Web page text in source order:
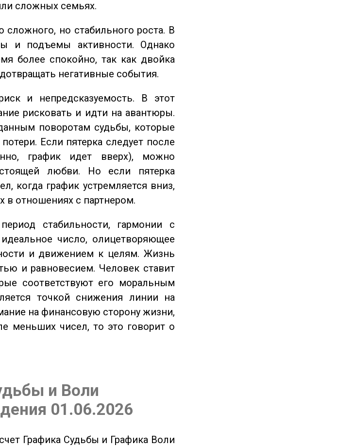
сложных семьях.
сложного, но стабильного роста. В
и подъемы активности. Однако
более спокойно, так как двойка
негативные события.
и непредсказуемость. В этот
рисковать и идти на авантюры.
поворотам судьбы, которые
Если пятерка следует после
график идет вверх), можно
любви. Но если пятерка
когда график устремляется вниз,
в отношениях с партнером.
стабильности, гармонии с
число, олицетворяющее
и движением к целям. Жизнь
и равновесием. Человек ставит
соответствуют его моральным
точкой снижения линии на
на финансовую сторону жизни,
меньших чисел, то это говорит о
и Воли
01.06.2026
Графика Судьбы и Графика Воли